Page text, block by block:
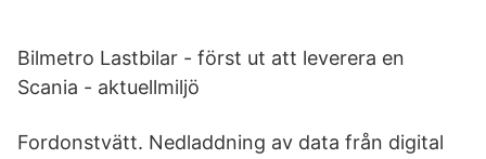
Bilmetro Lastbilar - först ut att leverera en
Scania - aktuellmiljö
Fordonstvätt. Nedladdning av data från digital